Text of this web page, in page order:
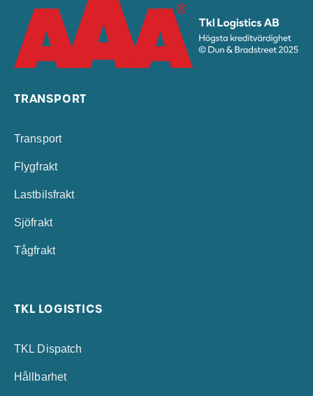
TRANSPORT
Transport
Flygfrakt
Lastbilsfrakt
Sjöfrakt
Tågfrakt
TKL LOGISTICS
TKL Dispatch
Hållbarhet